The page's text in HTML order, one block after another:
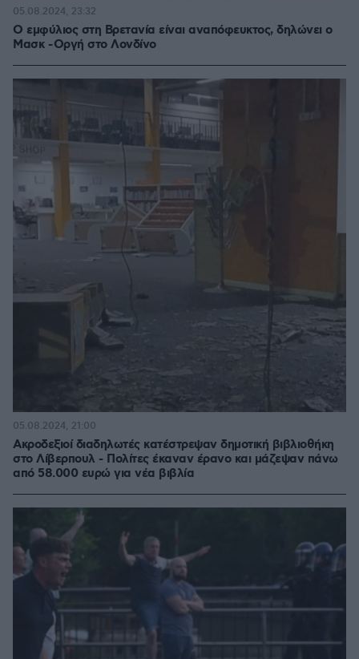
Ο εμφύλιος στη Βρετανία είναι αναπόφευκτος, δηλώνει ο
Μασκ - Οργή στο Λονδίνο
05.08.2024, 23:32
Ακροδεξιοί διαδηλωτές κατέστρεψαν δημοτική βιβλιοθήκη
στο Λίβερπουλ - Πολίτες έκαναν έρανο και μάζεψαν πάνω
από 58.000 ευρώ για νέα βιβλία
05.08.2024, 21:00